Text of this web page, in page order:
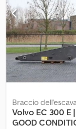
Braccio
Volvo EC 300 E
GOOD